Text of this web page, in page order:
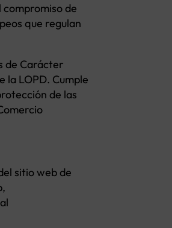
compromiso de
que regulan
de Carácter
la LOPD. Cumple
de las
sitio web de